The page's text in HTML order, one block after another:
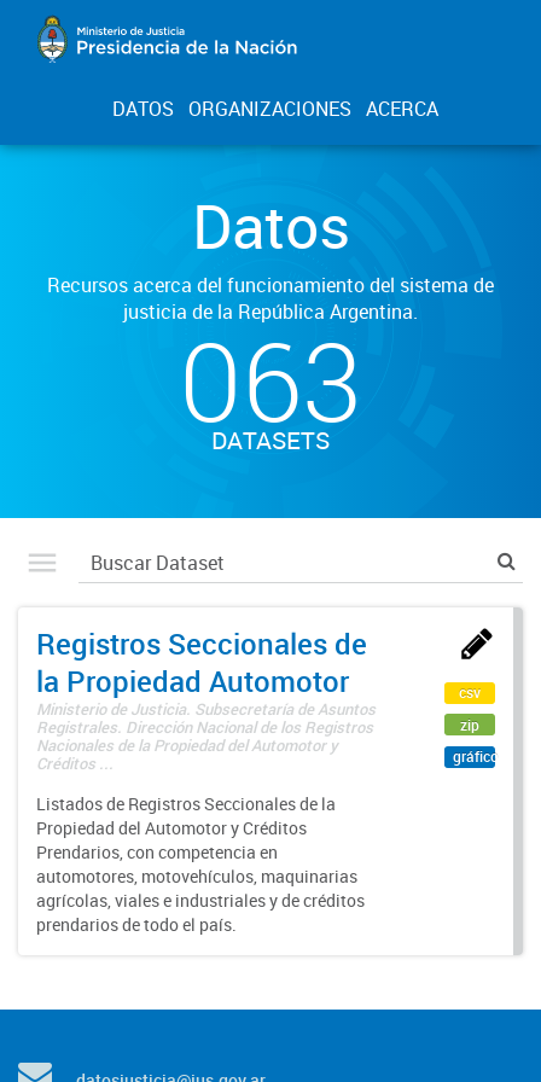
DATOS ORGANIZACIONES ACERCA
Datos
Recursos acerca del funcionamiento del sistema de
justicia de la República Argentina.
063
DATASETS
Registros Seccionales de
la Propiedad Automotor
Ministerio de Justicia. Subsecretaría de Asuntos
Registrales. Dirección Nacional de los Registros
Nacionales de la Propiedad del Automotor y
Créditos ...
Listados de Registros Seccionales de la
Propiedad del Automotor y Créditos
Prendarios, con competencia en
automotores, motovehículos, maquinarias
agrícolas, viales e industriales y de créditos
prendarios de todo el país.
csv
zip
gráfico